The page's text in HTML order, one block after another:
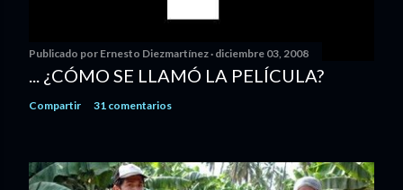
Publicado por Ernesto Diezmartínez diciembre 03, 2008
... ¿CÓMO SE LLAMÓ LA PELÍCULA?
Compartir 31 comentarios